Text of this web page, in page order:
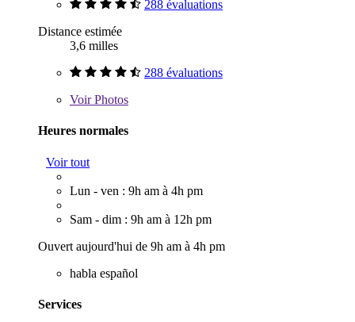
288 évaluations
Distance estimée
3,6 milles
288 évaluations
VoirPhotos
Heures normales
Voir tout
Lun - ven : 9h am à 4h pm
Sam - dim : 9h am à 12h pm
Ouvert aujourd'hui de 9h am à 4h pm
habla español
Services